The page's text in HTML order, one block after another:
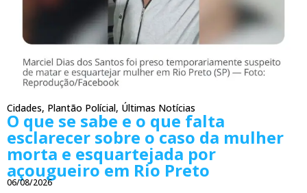
Cidades, Plantão Polícial, Últimas Notícias
O que se sabe e o que falta
esclarecer sobre o caso da mulher
morta e esquartejada por
açougueiro em Rio Preto
06/08/2026